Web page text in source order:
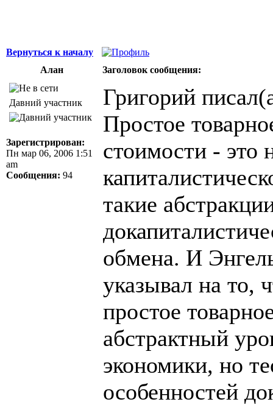
Вернуться к началу
Алан
Заголовок сообщения:
Давний участник
Зарегистрирован:
Пн мар 06, 2006 1:51
am
Сообщения: 94
Григорий
Простое
стоимости - это
такие
обмена. И
указывал на то,
простое
абстрактный
экономики, но
особенностей